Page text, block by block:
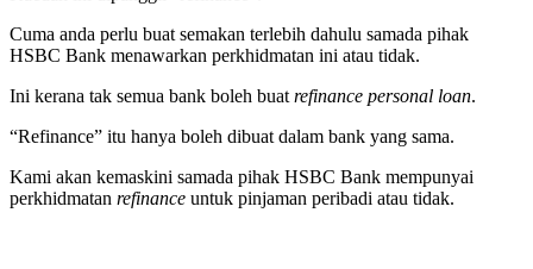
Cuma anda perlu buat semakan terlebih dahulu samada pihak
HSBC Bank menawarkan perkhidmatan ini atau tidak.
Ini kerana tak semua bank boleh buat refinance personal loan.
“Refinance” itu hanya boleh dibuat dalam bank yang sama.
Kami akan kemaskini samada pihak HSBC Bank mempunyai
perkhidmatan refinance untuk pinjaman peribadi atau tidak.